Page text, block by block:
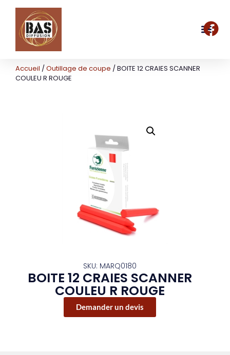
Accueil /Outillage de coupe / BOITE 12 CRAIES SCANNER
COULEU R ROUGE
SKU: MARQ0180
BOITE 12 CRAIES SCANNER
COULEU R ROUGE
Demander un devis